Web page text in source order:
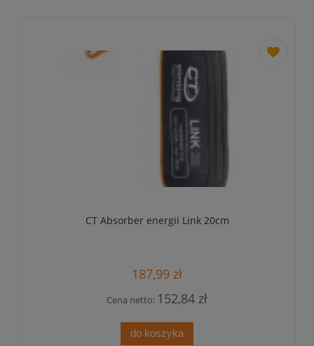
dodaj
CT Absorber energii Link 20cm
187,99 zł
Cena netto: 152,84 zł
do koszyka